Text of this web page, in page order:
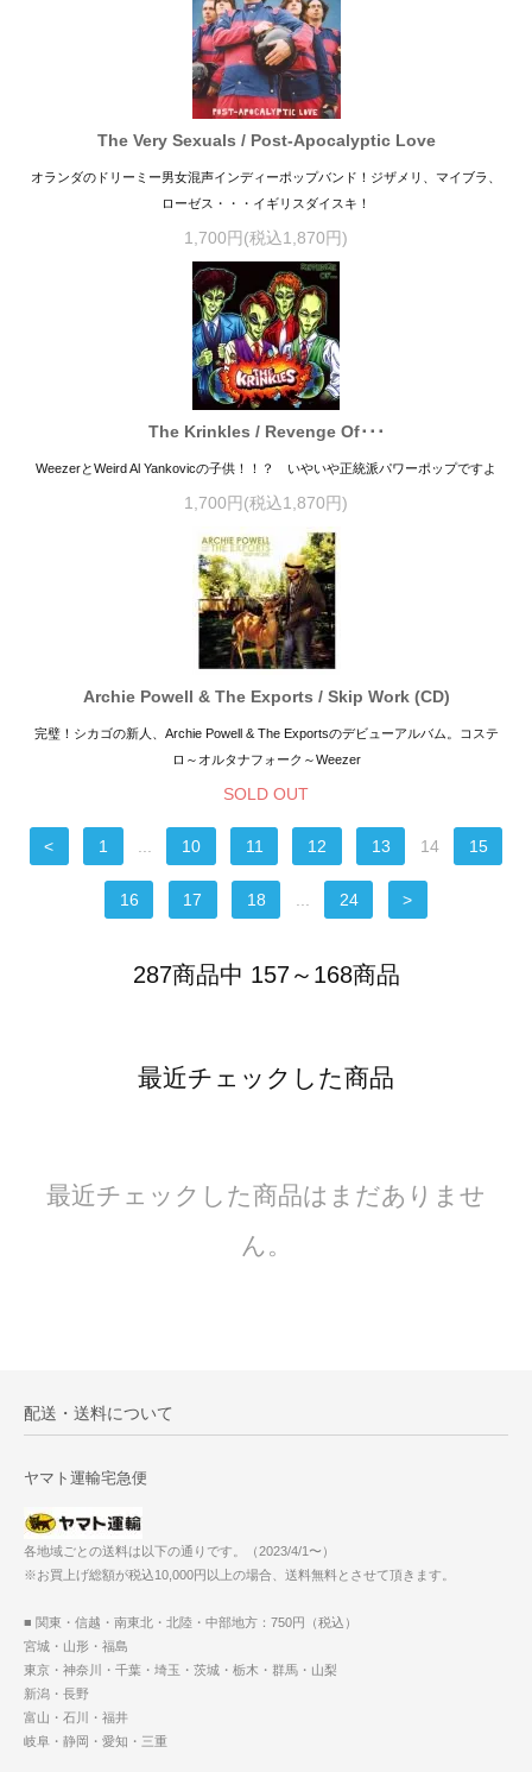
The Very Sexuals / Post-Apocalyptic Love
オランダのドリーミー男女混声インディーポップバンド！ジザメリ、マイブラ、
ローゼス・・・イギリスダイスキ！
1,700円(税込1,870円)
The Krinkles / Revenge Of･･･
WeezerとWeird Al Yankovicの子供！！？ いやいや正統派パワーポップですよ
1,700円(税込1,870円)
Archie Powell & The Exports / Skip Work (CD)
完璧！シカゴの新人、Archie Powell & The Exportsのデビューアルバム。コステ
ロ～オルタナフォーク～Weezer
SOLD OUT
< 1 10 11 12 13 14 15
16 17 18 24 >
287商品中 157～168商品
最近チェックした商品
最近チェックした商品はまだありませ
ん。
配送・送料について
ヤマト運輸宅急便
各地域ごとの送料は以下の通りです。（2023/4/1〜）
※お買上げ総額が税込10,000円以上の場合、送料無料とさせて頂きます。
■ 関東・信越・南東北・北陸・中部地方：750円（税込）
宮城・山形・福島
東京・神奈川・千葉・埼玉・茨城・栃木・群馬・山梨
新潟・長野
富山・石川・福井
岐阜・静岡・愛知・三重